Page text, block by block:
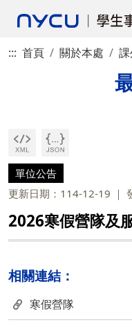
::: 首頁 關於本處
單位公告
更新日期：114-12-19
2026寒假營隊及
相關連結：
寒假營隊